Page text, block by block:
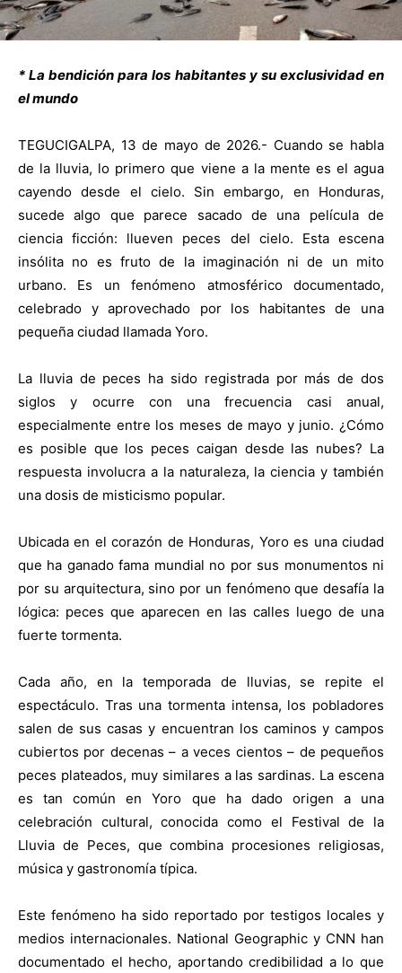
* La bendición para los habitantes y su exclusividad en
el mundo
TEGUCIGALPA, 13 de mayo de 2026.- Cuando se habla
de la lluvia, lo primero que viene a la mente es el agua
cayendo desde el cielo. Sin embargo, en Honduras,
sucede algo que parece sacado de una película de
ciencia ficción: llueven peces del cielo. Esta escena
insólita no es fruto de la imaginación ni de un mito
urbano. Es un fenómeno atmosférico documentado,
celebrado y aprovechado por los habitantes de una
pequeña ciudad llamada Yoro.
La lluvia de peces ha sido registrada por más de dos
siglos y ocurre con una frecuencia casi anual,
especialmente entre los meses de mayo y junio. ¿Cómo
es posible que los peces caigan desde las nubes? La
respuesta involucra a la naturaleza, la ciencia y también
una dosis de misticismo popular.
Ubicada en el corazón de Honduras, Yoro es una ciudad
que ha ganado fama mundial no por sus monumentos ni
por su arquitectura, sino por un fenómeno que desafía la
lógica: peces que aparecen en las calles luego de una
fuerte tormenta.
Cada año, en la temporada de lluvias, se repite el
espectáculo. Tras una tormenta intensa, los pobladores
salen de sus casas y encuentran los caminos y campos
cubiertos por decenas – a veces cientos – de pequeños
peces plateados, muy similares a las sardinas. La escena
es tan común en Yoro que ha dado origen a una
celebración cultural, conocida como el Festival de la
Lluvia de Peces, que combina procesiones religiosas,
música y gastronomía típica.
Este fenómeno ha sido reportado por testigos locales y
medios internacionales. National Geographic y CNN han
documentado el hecho, aportando credibilidad a lo que